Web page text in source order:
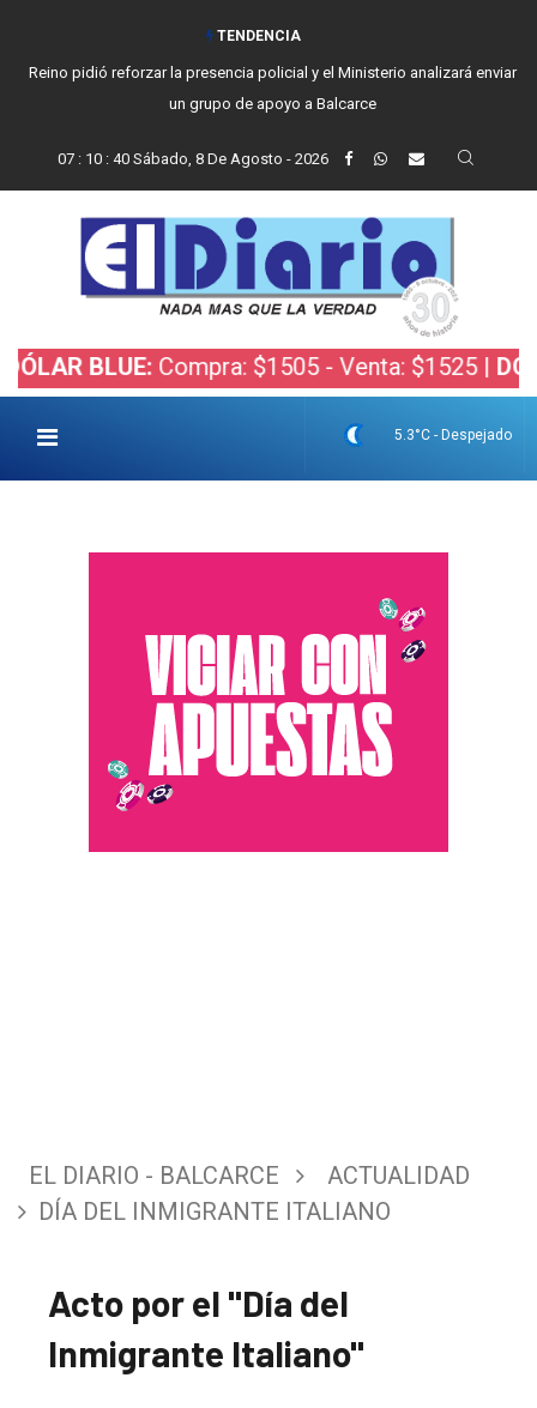
TENDENCIA
Reino pidió reforzar la presencia policial y el Ministerio analizará enviar
un grupo de apoyo a Balcarce
07 : 10 : 41 Sábado, 8 De Agosto - 2026
BLUE:Compra: $1505 - Venta: $1525 |DÓLAR
5.3°C - Despejado
El
EL DIARIO - BALCARCE
ACTUALIDAD
DÍA DEL INMIGRANTE ITALIANO
Acto por el "Día del
Inmigrante Italiano"